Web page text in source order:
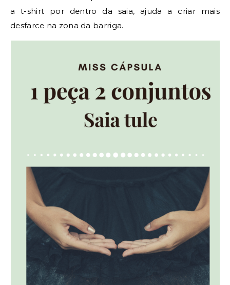
a t-shirt por dentro da saia, ajuda a criar mais
desfarce na zona da barriga.